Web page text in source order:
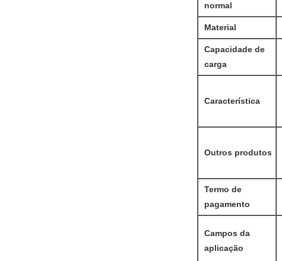
normal
Material
Capacidade de
carga
Característica
Outros produtos
Termo de
pagamento
Campos da
aplicação